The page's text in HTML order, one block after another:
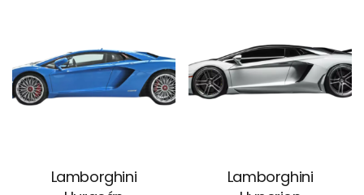
Lamborghini
Lamborghini